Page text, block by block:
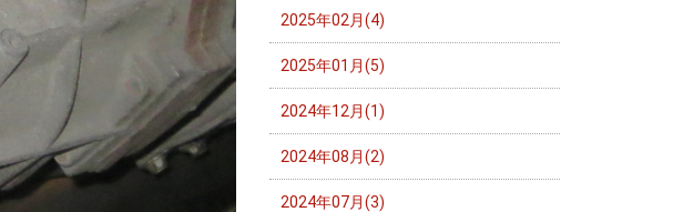
2025年02月(4)
2025年01月(5)
2024年12月(1)
2024年08月(2)
2024年07月(3)